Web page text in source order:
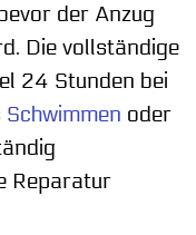
der Anzug
Die vollständige
24 Stunden bei
Schwimmen oder
Reparatur